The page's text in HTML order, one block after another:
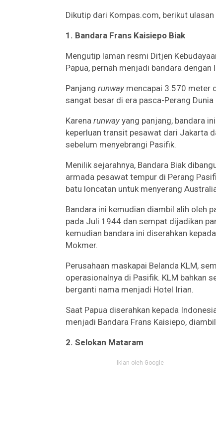
Dikutip dari Kompas.com, berikut
1. Bandara Frans Kaisiepo Biak
Mengutip laman resmi Ditjen
Papua, pernah menjadi bandara
Panjang runway mencapai 3.570 meter
sangat besar di era pasca-Perang Dunia
Karena runway yang panjang, bandara
keperluan transit pesawat dari Jakarta
sebelum menyebrangi Pasifik.
Menilik sejarahnya, Bandara Biak
armada pesawat tempur di Perang
batu loncatan untuk menyerang
Bandara ini kemudian diambil alih oleh
pada Juli 1944 dan sempat dijadikan
kemudian bandara ini diserahkan
Mokmer.
Perusahaan maskapai Belanda KLM,
operasionalnya di Pasifik. KLM bahkan
berganti nama menjadi Hotel Irian.
Saat Papua diserahkan kepada
menjadi Bandara Frans Kaisiepo,
2. Selokan Mataram
Iklan oleh Google